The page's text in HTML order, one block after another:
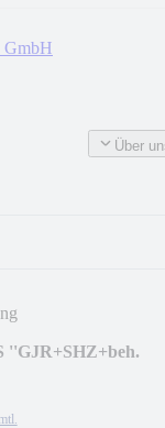
Über
''GJR+SHZ+beh.
mtl.